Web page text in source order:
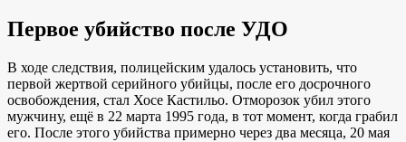
Первое убийство после УДО
В ходе следствия, полицейским удалось установить, что
первой жертвой серийного убийцы, после его досрочного
освобождения, стал Хосе Кастильо. Отморозок убил этого
мужчину, ещё в 22 марта 1995 года, в тот момент, когда грабил
его. После этого убийства примерно через два месяца, 20 мая